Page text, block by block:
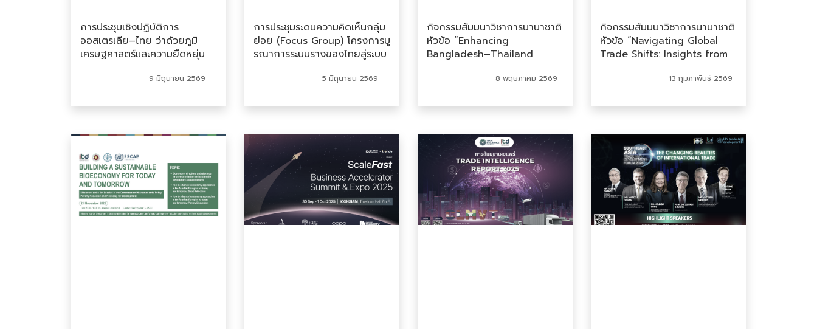
การประชุมเชิงปฏิบัติการ
ออสเตรเลีย–ไทย ว่าด้วยภูมิ
เศรษฐศาสตร์และความยืดหยุ่น
Thailand Workshop on Geo-
Resilience
9 มิถุนายน 2569
การประชุมระดมความคิดเห็นกลุ่ม
ย่อย (Focus Group) โครงการบู
รณาการระบบรางของไทยสู่ระบบ
ความสามารถการแข่งขันในห่วง
5 มิถุนายน 2569
กิจกรรมสัมมนาวิชาการนานาชาติ
หัวข้อ “Enhancing
Bangladesh–Thailand
Challenges, Opportunities,
future FTA process”
8 พฤษภาคม 2569
กิจกรรมสัมมนาวิชาการนานาชาติ
หัวข้อ “Navigating Global
Trade Shifts: Insights from
Development Report and
Thailand”
13 กุมภาพันธ์ 2569